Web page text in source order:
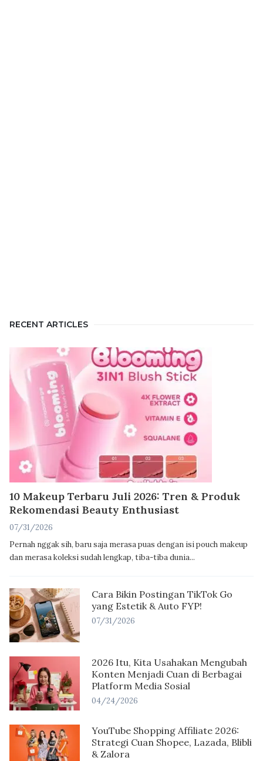
RECENT ARTICLES
10 Makeup Terbaru Juli 2026: Tren & Produk
Rekomendasi Beauty Enthusiast
07/31/2026
Pernah nggak sih, baru saja merasa puas dengan isi pouch makeup
dan merasa koleksi sudah lengkap, tiba-tiba dunia...
Cara Bikin Postingan TikTok Go
yang Estetik & Auto FYP!
07/31/2026
2026 Itu, Kita Usahakan Mengubah
Konten Menjadi Cuan di Berbagai
Platform Media Sosial
04/24/2026
YouTube Shopping Affiliate 2026:
Strategi Cuan Shopee, Lazada, Blibli
& Zalora